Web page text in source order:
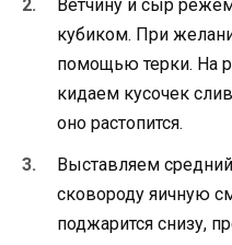
Ветчину и сыр
кубиком. При
помощью терки. На
кидаем кусочек
оно растопится.
Выставляем
сковороду яичную
поджарится снизу,